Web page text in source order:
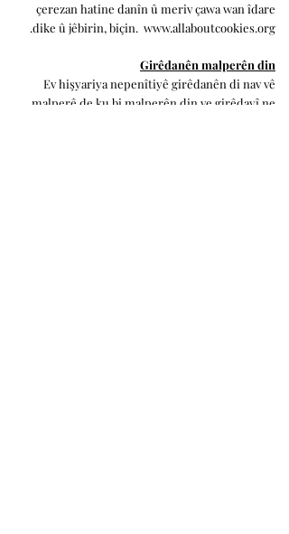
çerezan hatine danîn û meriv çawa wan îdare
dike û jêbirin, biçin. www.allaboutcookies.org
.
Girêdanên malperên din
Ev hişyariya nepenîtiyê girêdanên di nav vê
malperê de ku bi malperên din ve girêdayî ne